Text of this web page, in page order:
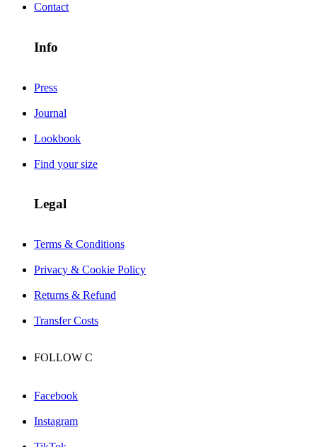
Contact
Info
Press
Journal
Lookbook
Find your size
Legal
Terms & Conditions
Privacy & Cookie Policy
Returns & Refund
Transfer Costs
FOLLOW C
Facebook
Instagram